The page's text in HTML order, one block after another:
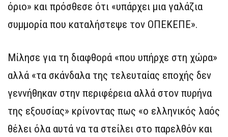
όριο» και πρόσθεσε ότι «υπάρχει μια γαλάζια
συμμορία που καταλήστεψε τον ΟΠΕΚΕΠΕ».
Μίλησε για τη διαφθορά «που υπήρχε στη χώρα»
αλλά «τα σκάνδαλα της τελευταίας εποχής δεν
γεννήθηκαν στην περιφέρεια αλλά στον πυρήνα
της εξουσίας» κρίνοντας πως «ο ελληνικός λαός
θέλει όλα αυτά να τα στείλει στο παρελθόν και